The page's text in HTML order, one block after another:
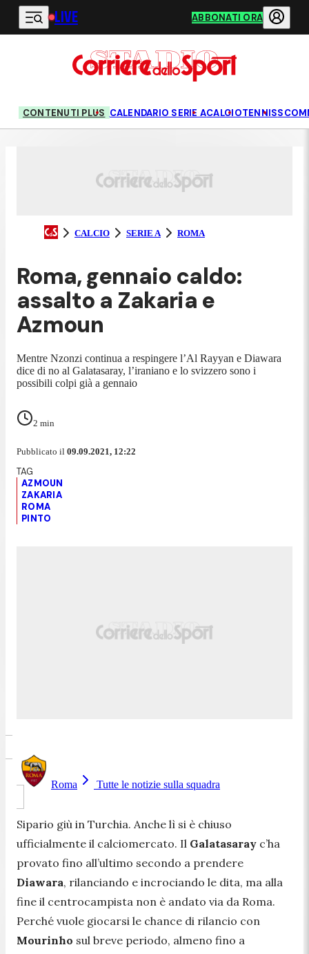
Vai al contenuto principale
LIVE ABBONATI ORA
CONTENUTI PLUS CALENDARIO SERIE ACALCIOTENNIS
CALCIO SERIE A ROMA
Roma, gennaio caldo:
assalto a Zakaria e
Azmoun
Mentre Nzonzi continua a respingere l’Al Rayyan e Diawara
dice di no al Galatasaray, l’iraniano e lo svizzero sono i
possibili colpi già a gennaio
2 min
Pubblicato il 09.09.2021, 12:22
AZMOUN
ZAKARIA
ROMA
PINTO
Roma Tutte le notizie sulla squadra
Sipario giù in Turchia. Anche lì si è chiuso
ufficialmente il calciomercato. Il Galatasaray c’ha
provato fino all’ultimo secondo a prendere
Diawara, rilanciando e incrociando le dita, ma alla
fine il centrocampista non è andato via da Roma.
Perché vuole giocarsi le chance di rilancio con
Mourinho sul breve periodo, almeno fino a